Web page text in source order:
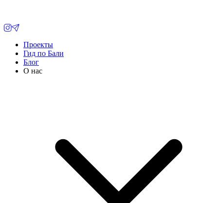
Проекты
Гид по Бали
Блог
О нас